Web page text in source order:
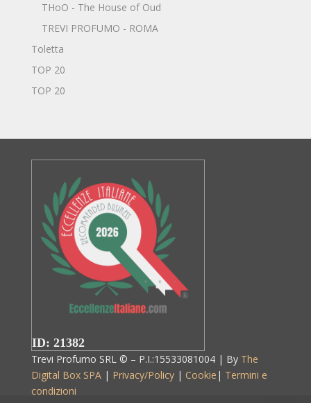
THoO - The House of Oud
TREVI PROFUMO - ROMA
Toletta
TOP 20
TOP 20
ID: 21382
Trevi Profumo SRL © – P.I.:15533081004 | By The
Digital Box SPA| Privacy/Policy| Cookie | Termini e
condizioni